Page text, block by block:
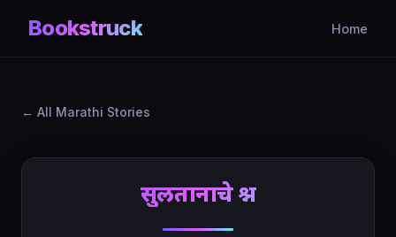
Bookstruck Home
All Marathi Stories
सुलतानाचे प्रश्न